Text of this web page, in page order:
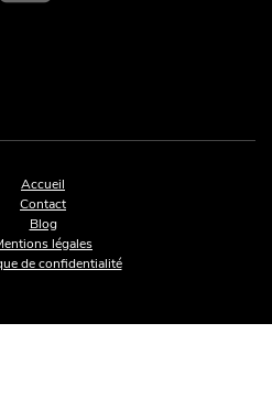
de
Accueil
Contact
Blog
légales
de confidentialité